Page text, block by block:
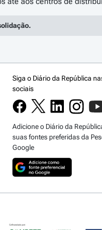
Siga o Diário da República
sociais
Adicione o Diário da
suas fontes preferidas da
Google